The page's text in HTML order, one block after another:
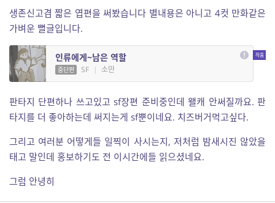
생존신고겸 짧은 엽편을 써봤습니다 별내용은 아니고 4컷 만화같은
가벼운 뻘글입니다.
인류에게~남은 역할
중단편 SF | 소만
판타지 단편하나 쓰고있고 sf장편 준비중인데 왤캐 안써질까요. 판
타지를 더 좋아하는데 써지는게 sf뿐이네요. 치즈버거먹고싶다.
그리고 여러분 어떻게들 일찍이 사시는지, 저처럼 밤새시진 않았을
태고 말인데 홍보하기도 전 이시간에들 읽으셨네요.
그럼 안녕히